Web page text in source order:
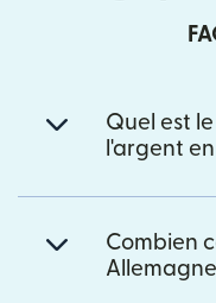
Quel est
l'argent
Combien